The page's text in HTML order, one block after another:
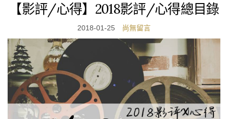
【影評/心得】2018影評/心得總目錄
2018-01-25 尚無留言